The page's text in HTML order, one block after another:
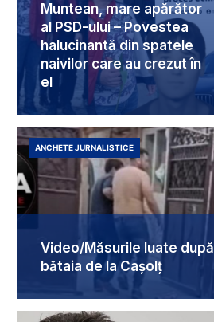
Muntean, mare apărător
al PSD-ului – Povestea
halucinantă din spatele
naivilor care au crezut în
el
Video/Măsurile luate după
bătaia de la Cașolț
ANCHETE JURNALISTICE